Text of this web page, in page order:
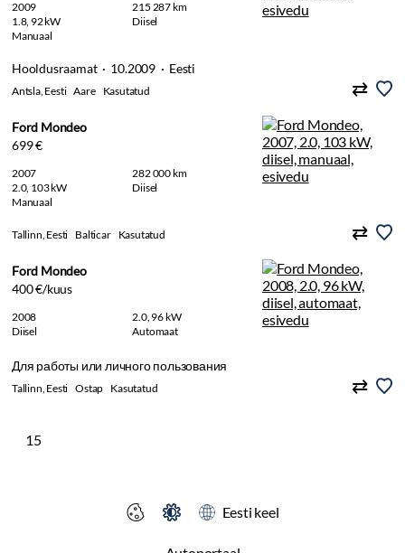
2009
215 287 km
1.8, 92 kW
Diisel
Manuaal
Hooldusraamat · 10.2009 · Eesti
Antsla, Eesti Aare Kasutatud
Ford Mondeo
699 €
2007
282 000 km
2.0, 103 kW
Diisel
Manuaal
Tallinn, Eesti Balticar Kasutatud
Ford Mondeo
400 €/kuus
2008
2.0, 96 kW
Diisel
Automaat
Для работы или личного пользования
Tallinn, Eesti Ostap Kasutatud
15
Eesti keel